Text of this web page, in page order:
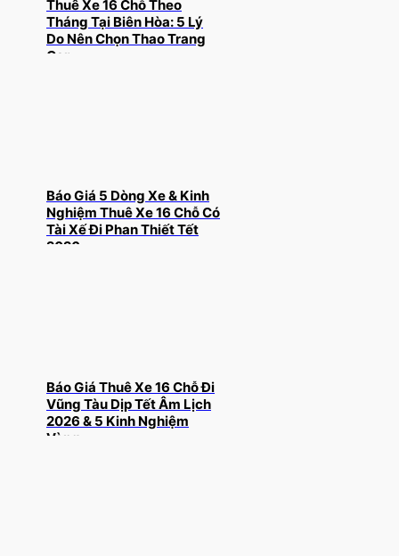
Thuê Xe 16 Chỗ Theo
Tháng Tại Biên Hòa: 5 Lý
Do Nên Chọn Thao Trang
Car
Báo Giá 5 Dòng Xe & Kinh
Nghiệm Thuê Xe 16 Chỗ Có
Tài Xế Đi Phan Thiết Tết
2026
Báo Giá Thuê Xe 16 Chỗ Đi
Vũng Tàu Dịp Tết Âm Lịch
2026 & 5 Kinh Nghiệm
Vàng